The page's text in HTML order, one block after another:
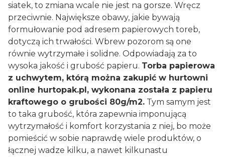
siatek, to zmiana wcale nie jest na gorsze. Wręcz
przeciwnie. Największe obawy, jakie bywają
formułowanie pod adresem papierowych toreb,
dotyczą ich trwałości. Wbrew pozorom są one
równie wytrzymałe i solidne. Odpowiadają za to
wysoka jakość i grubość papieru. Torba papierowa
z uchwytem, którą można zakupić w hurtowni
online hurtopak.pl, wykonana została z papieru
kraftowego o grubości 80g/m2. Tym samym jest
to taka grubość, która zapewnia imponującą
wytrzymałość i komfort korzystania z niej, bo może
pomieścić w sobie naprawdę wiele produktów, o
łącznej wadze kilku, a nawet kilkunastu